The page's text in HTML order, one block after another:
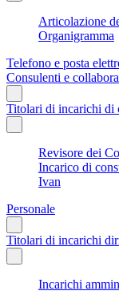
Articolazione
Organigramma
Telefono e posta
Consulenti e
Titolari di incarichi di
Revisore dei
Incarico di
Ivan
Personale
Titolari di incarichi
Incarichi